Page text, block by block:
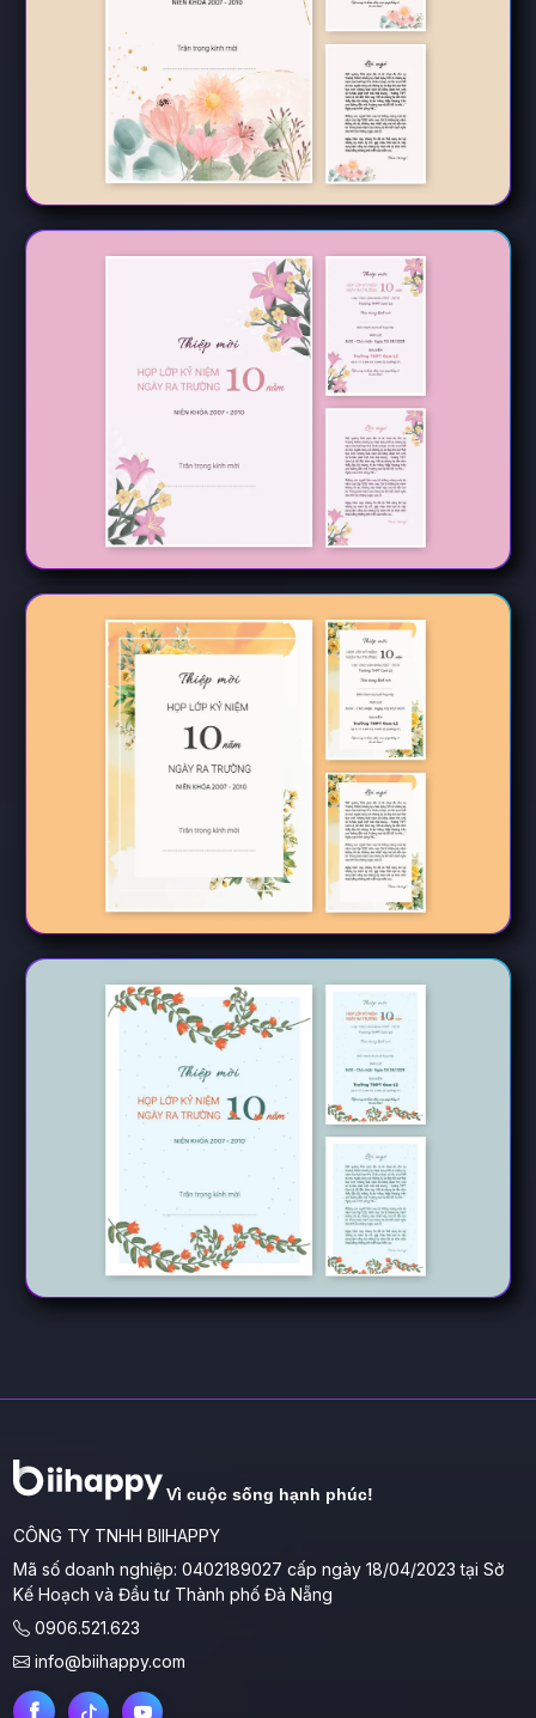
Vì cuộc sống hạnh phúc!
CÔNG TY TNHH BIIHAPPY
Mã số doanh nghiệp: 0402189027 cấp ngày 18/04/2023 tại Sở
Kế Hoạch và Đầu tư Thành phố Đà Nẵng
0906.521.623
info@biihappy.com